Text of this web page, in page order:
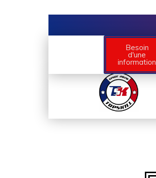
Besoin
d'une
information